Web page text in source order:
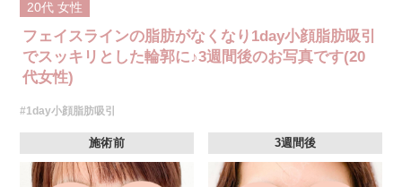
20代 女性
フェイスラインの脂肪がなくなり1day小顔脂肪吸引
でスッキリとした輪郭に♪3週間後のお写真です(20
代女性)
#1day小顔脂肪吸引
施術前 3週間後